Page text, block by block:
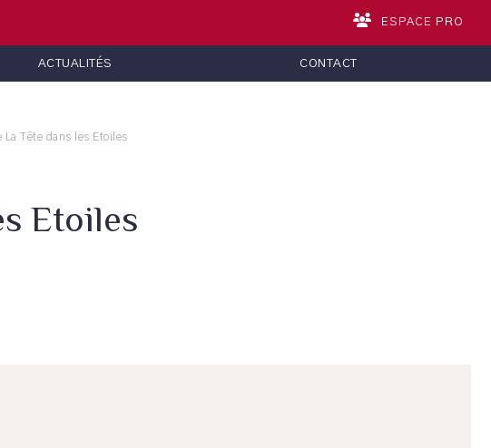
ESPACE PRO
ACTUALITÉS CONTACT
La Tête dans les Etoiles
Etoiles